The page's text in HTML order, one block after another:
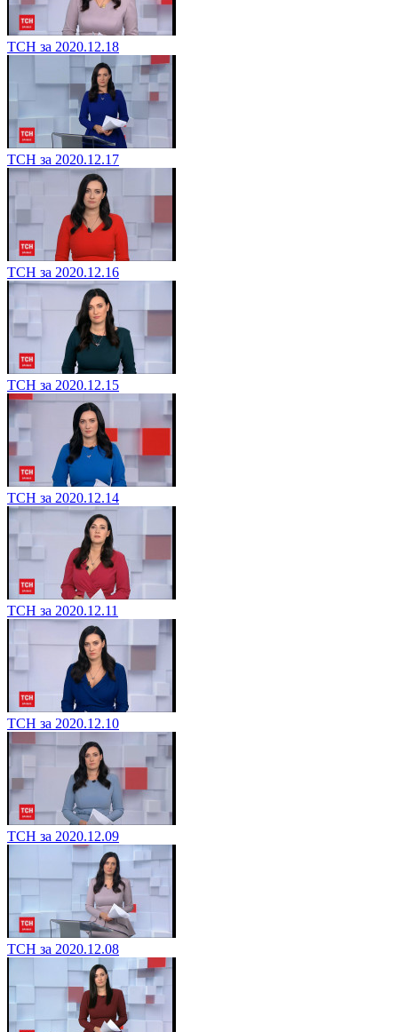
ТСН за 2020.12.18
ТСН за 2020.12.17
ТСН за 2020.12.16
ТСН за 2020.12.15
ТСН за 2020.12.14
ТСН за 2020.12.11
ТСН за 2020.12.10
ТСН за 2020.12.09
ТСН за 2020.12.08